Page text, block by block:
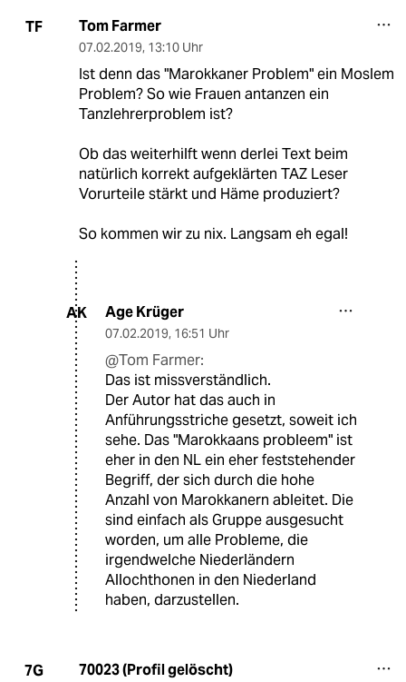
TF Tom Farmer
07.02.2019, 13:10 Uhr
Ist denn das "Marokkaner Problem" ein Moslem
Problem? So wie Frauen antanzen ein
Tanzlehrerproblem ist?
Ob das weiterhilft wenn derlei Text beim
natürlich korrekt aufgeklärten TAZ Leser
Vorurteile stärkt und Häme produziert?
So kommen wir zu nix. Langsam eh egal!
AK Age Krüger
07.02.2019, 16:51 Uhr
@Tom Farmer:
Das ist missverständlich.
Der Autor hat das auch in
Anführungsstriche gesetzt, soweit ich
sehe. Das "Marokkaans probleem" ist
eher in den NL ein eher feststehender
Begriff, der sich durch die hohe
Anzahl von Marokkanern ableitet. Die
sind einfach als Gruppe ausgesucht
worden, um alle Probleme, die
irgendwelche Niederländern
Allochthonen in den Niederland
haben, darzustellen.
7G 70023 (Profil gelöscht)